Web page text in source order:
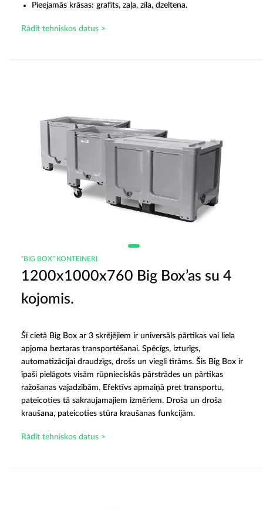
Pieejamās krāsas: grafīts, zaļa, zila, dzeltena.
Rādīt tehniskos datus >
“BIG BOX” KONTEINERI
1200x1000x760 Big Box’as su 4
kojomis.
Šī cietā Big Box ar 3 skrējējiem ir universāls pārtikas vai liela
apjoma beztaras transportēšanai. Spēcīgs, izturīgs,
automatizācijai draudzīgs, drošs un viegli tīrāms. Šis Big Box ir
īpaši pielāgots visām rūpnieciskās pārstrādes un pārtikas
ražošanas vajadzībām. Efektīvs apmaiņā pret transportu,
pateicoties tā sakraujamajiem izmēriem. Droša un droša
kraušana, pateicoties stūra kraušanas funkcijām.
Rādīt tehniskos datus >